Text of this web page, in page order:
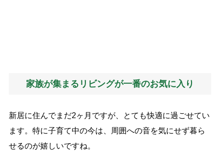
家族が集まるリビングが一番のお気に入り
新居に住んでまだ2ヶ月ですが、とても快適に過ごせてい
ます。特に子育て中の今は、周囲への音を気にせず暮ら
せるのが嬉しいですね。